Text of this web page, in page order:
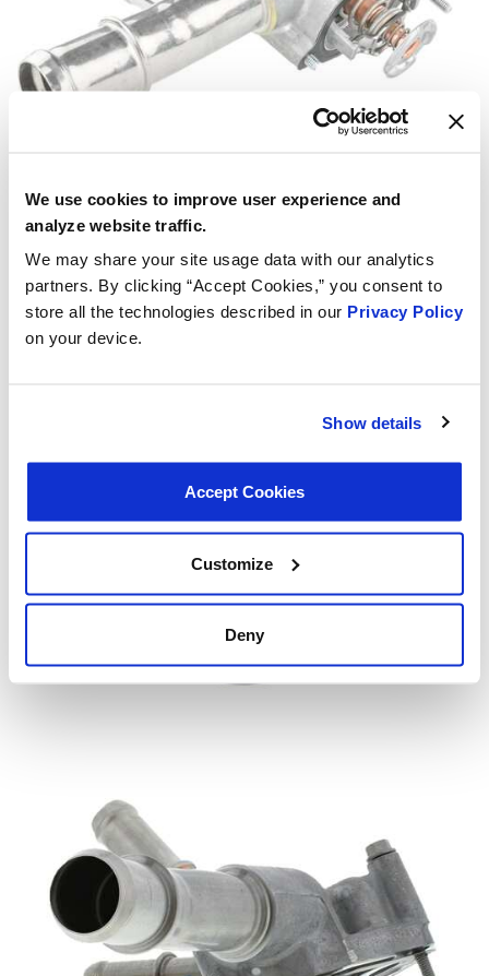
We use cookies to improve user experience and
analyze website traffic.
We may share your site usage data with our analytics
partners. By clicking “Accept Cookies,” you consent to
store all the technologies described in our Privacy Policy
on your device.
Show details
Accept Cookies
Customize
Deny